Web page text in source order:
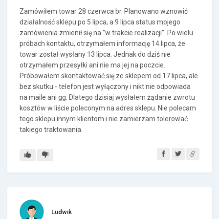
Zamówiłem towar 28 czerwca br. Planowano wznowić
działalność sklepu po 5 lipca, a 9 lipca status mojego
zamówienia zmienił się na "w trakcie realizacji". Po wielu
próbach kontaktu, otrzymałem informację 14 lipca, że
towar został wysłany 13 lipca. Jednak do dziś nie
otrzymałem przesyłki ani nie ma jej na poczcie.
Próbowałem skontaktować się ze sklepem od 17 lipca, ale
bez skutku - telefon jest wyłączony i nikt nie odpowiada
na maile ani gg. Dlatego dzisiaj wysłałem żądanie zwrotu
kosztów w liście poleconym na adres sklepu. Nie polecam
tego sklepu innym klientom i nie zamierzam tolerować
takiego traktowania.
Ludwik